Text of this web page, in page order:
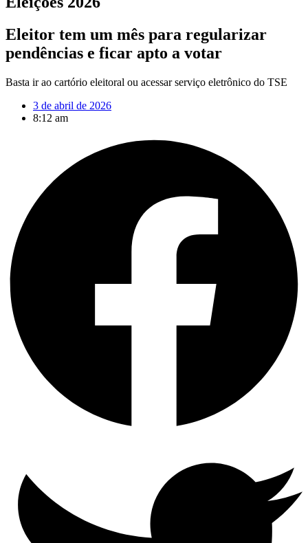
Eleitor tem um mês para regularizar
pendências e ficar apto a votar
Basta ir ao cartório eleitoral ou acessar serviço eletrônico do TSE
3 de abril de 2026
8:12 am